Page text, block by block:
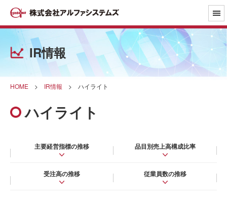
IR情報
HOME > IR情報 > ハイライト
ハイライト
主要経営指標の推移 品目別売上高構成比率
受注高の推移 従業員数の推移